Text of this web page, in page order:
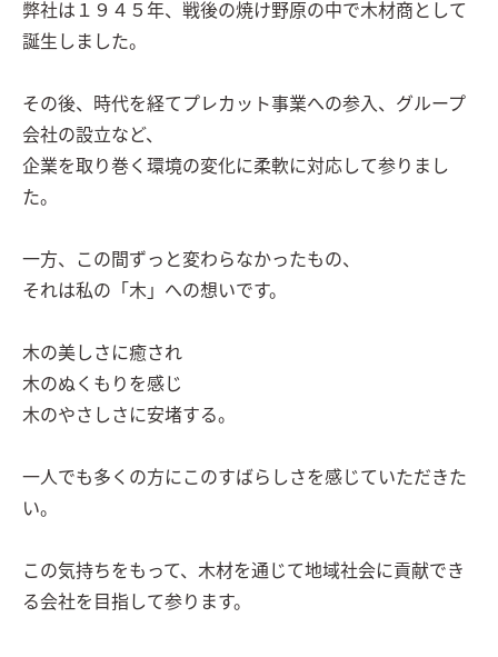
弊社は１９４５年、戦後の焼け野原の中で木材商として
誕生しました。
その後、時代を経てプレカット事業への参入、グループ
会社の設立など、
企業を取り巻く環境の変化に柔軟に対応して参りまし
た。
一方、この間ずっと変わらなかったもの、
それは私の「木」への想いです。
木の美しさに癒され
木のぬくもりを感じ
木のやさしさに安堵する。
一人でも多くの方にこのすばらしさを感じていただきた
い。
この気持ちをもって、木材を通じて地域社会に貢献でき
る会社を目指して参ります。